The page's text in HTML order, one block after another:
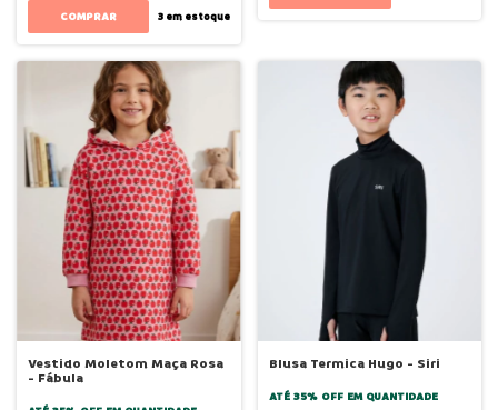
COMPRAR 3em estoque
Vestido Moletom Maça Rosa
- Fábula
Blusa Termica Hugo - Siri
ATÉ 35% OFF EM QUANTIDADE